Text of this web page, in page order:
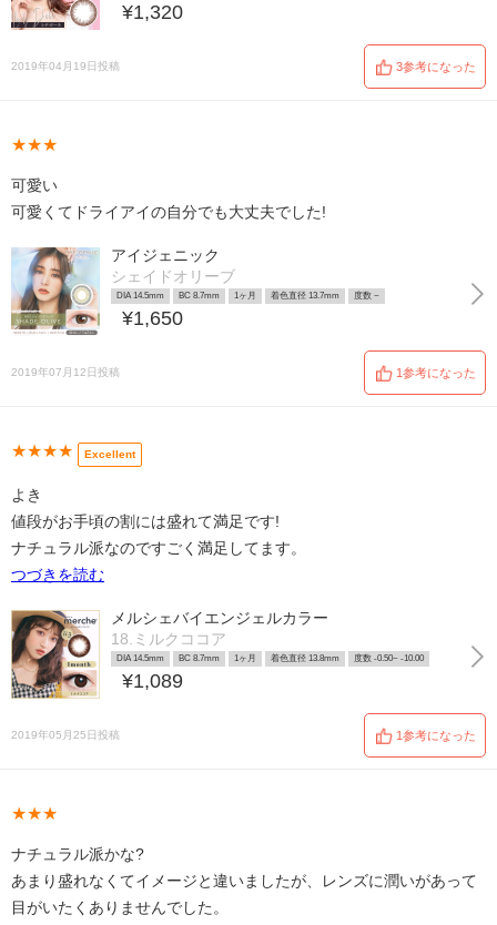
¥1,320
2019年04月19日投稿 3参考になった
★★★
可愛い
可愛くてドライアイの自分でも大丈夫でした!
アイジェニック
シェイドオリーブ
DIA 14.5mm BC 8.7mm 1ヶ月 着色直径 13.7mm 度数 ~
¥1,650
2019年07月12日投稿 1参考になった
★★★★ Excellent
よき
値段がお手頃の割には盛れて満足です!
ナチュラル派なのですごく満足してます。
つづきを読む
メルシェバイエンジェルカラー
18.ミルクココア
DIA 14.5mm BC 8.7mm 1ヶ月 着色直径 13.8mm 度数 -0.50~ -10.00
¥1,089
2019年05月25日投稿 1参考になった
★★★
ナチュラル派かな?
あまり盛れなくてイメージと違いましたが、レンズに潤いがあって
目がいたくありませんでした。